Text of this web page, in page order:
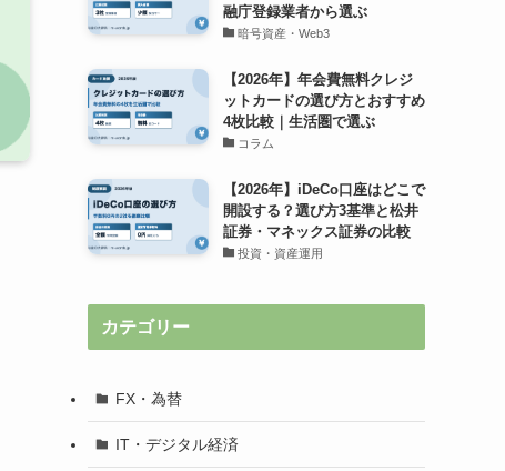
融庁登録業者から選ぶ
暗号資産・Web3
【2026年】年会費無料クレジ
ットカードの選び方とおすすめ
4枚比較｜生活圏で選ぶ
コラム
【2026年】iDeCo口座はどこで
開設する？選び方3基準と松井
証券・マネックス証券の比較
投資・資産運用
カテゴリー
FX・為替
IT・デジタル経済